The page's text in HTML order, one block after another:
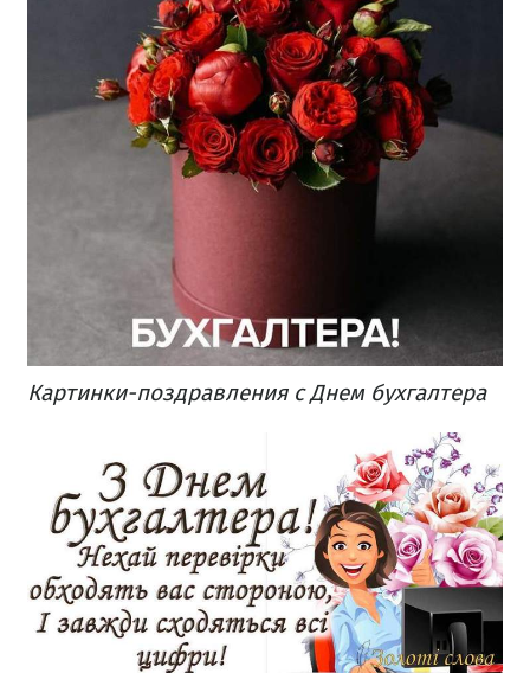
Картинки-поздравления с Днем бухгалтера